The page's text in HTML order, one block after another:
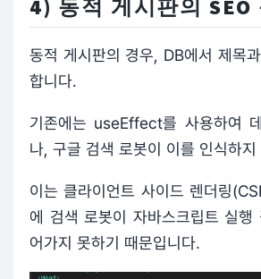
4) 동적 게시판의 SEO
동적 게시판의 경우, DB에서 제목
합니다.
기존에는 useEffect를 사용하여
나, 구글 검색 로봇이 이를 인식하지
이는 클라이언트 사이드 렌더링
에 검색 로봇이 자바스크립트 실행
어가지 못하기 때문입니다.